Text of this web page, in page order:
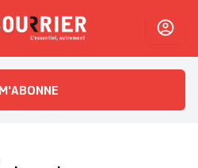
L'essentiel, autrement